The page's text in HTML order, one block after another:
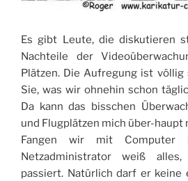
Es gibt Leute, die diskutieren
Nachteile der
Plätzen. Die Aufregung ist völlig
Sie, was wir ohnehin schon
Da kann das bisschen
und Flugplätzen mich über-haupt
Fangen wir mit
Netzadministrator weiß
passiert. Natürlich darf er keine